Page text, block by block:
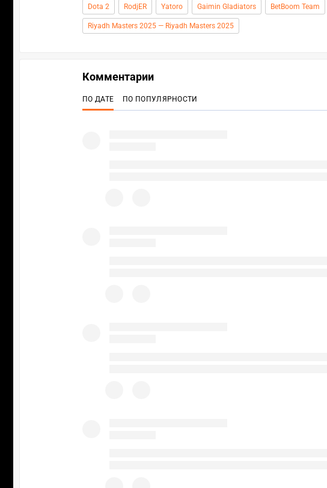
Dota 2 RodjER Yatoro Gaimin Gladiators BetBoom Team
Riyadh Masters 2025 — Riyadh Masters 2025
Комментарии
ПО ДАТЕ ПО ПОПУЛЯРНОСТИ